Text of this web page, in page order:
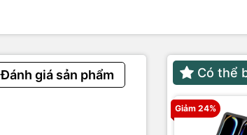
Đánh giá sản phẩm Có thể
Giảm 24%